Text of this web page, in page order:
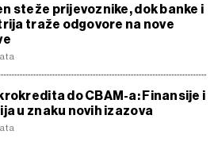
steže prijevoznike, dok banke i
traže odgovore na nove
do CBAM-a: Finansije i
u znaku novih izazova